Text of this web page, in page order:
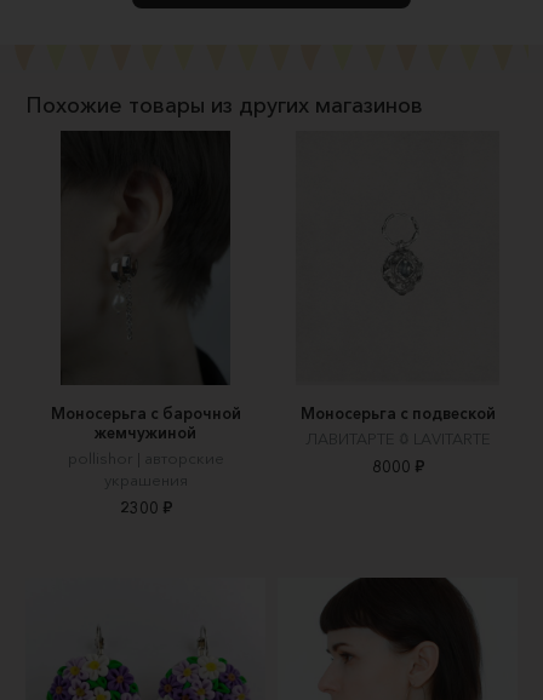
Похожие товары из других магазинов
Моносерьга с барочной
жемчужиной
pollishor | авторские
украшения
2300 ₽
Моносерьга с подвеской
ЛАВИТАРТЕ 𖤖 LAVITARTE
8000 ₽